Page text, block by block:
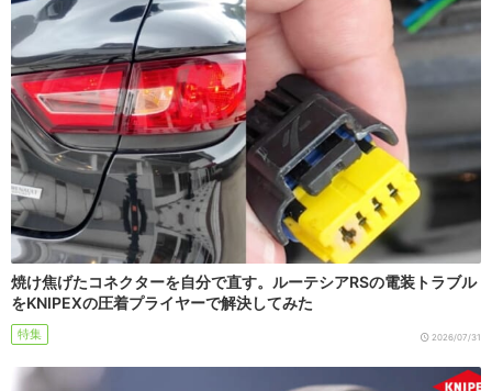
焼け焦げたコネクターを自分で直す。ルーテシアRSの電装トラブル
をKNIPEXの圧着プライヤーで解決してみた
特集 2026/07/31